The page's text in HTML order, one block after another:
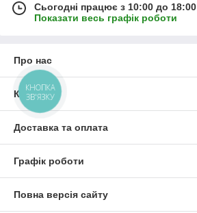
Сьогодні працює з 10:00 до 18:00
Показати весь графік роботи
Про нас
Контакти
Доставка та оплата
Графік роботи
Повна версія сайту
КНОПКА
ЗВ'ЯЗКУ